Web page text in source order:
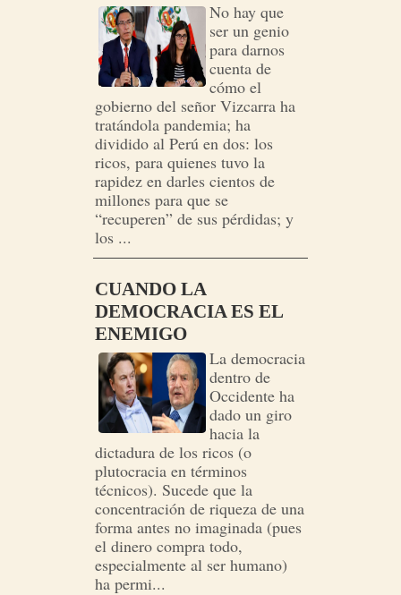
No hay que
ser un genio
para darnos
cuenta de
cómo el
gobierno del señor Vizcarra ha
tratándola pandemia; ha
dividido al Perú en dos: los
ricos, para quienes tuvo la
rapidez en darles cientos de
millones para que se
“recuperen” de sus pérdidas; y
los ...
CUANDO LA
DEMOCRACIA ES EL
ENEMIGO
La democracia
dentro de
Occidente ha
dado un giro
hacia la
dictadura de los ricos (o
plutocracia en términos
técnicos). Sucede que la
concentración de riqueza de una
forma antes no imaginada (pues
el dinero compra todo,
especialmente al ser humano)
ha permi...